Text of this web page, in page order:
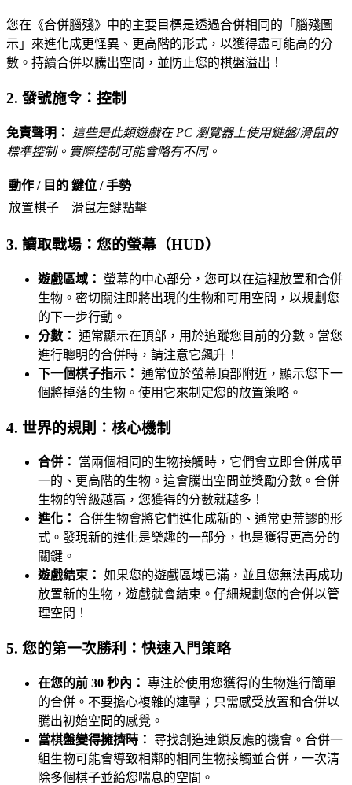
您在《合併腦殘》中的主要目標是透過合併相同的「腦殘圖
示」來進化成更怪異、更高階的形式，以獲得盡可能高的分
數。持續合併以騰出空間，並防止您的棋盤溢出！
2. 發號施令：控制
免責聲明：
這些是此類遊戲在 PC 瀏覽器上使用鍵盤/滑鼠的
標準控制。實際控制可能會略有不同。
動作 / 目的 鍵位 / 手勢
放置棋子
滑鼠左鍵點擊
3. 讀取戰場：您的螢幕（HUD）
遊戲區域：
螢幕的中心部分，您可以在這裡放置和合併
生物。密切關注即將出現的生物和可用空間，以規劃您
的下一步行動。
分數： 通常顯示在頂部，用於追蹤您目前的分數。當您
進行聰明的合併時，請注意它飆升！
下一個棋子指示： 通常位於螢幕頂部附近，顯示您下一
個將掉落的生物。使用它來制定您的放置策略。
4. 世界的規則：核心機制
合併：
當兩個相同的生物接觸時，它們會立即合併成單
一的、更高階的生物。這會騰出空間並獎勵分數。合併
生物的等級越高，您獲得的分數就越多！
進化： 合併生物會將它們進化成新的、通常更荒謬的形
式。發現新的進化是樂趣的一部分，也是獲得更高分的
關鍵。
遊戲結束： 如果您的遊戲區域已滿，並且您無法再成功
放置新的生物，遊戲就會結束。仔細規劃您的合併以管
理空間！
5. 您的第一次勝利：快速入門策略
在您的前 30 秒內： 專注於使用您獲得的生物進行簡單
的合併。不要擔心複雜的連擊；只需感受放置和合併以
騰出初始空間的感覺。
當棋盤變得擁擠時： 尋找創造連鎖反應的機會。合併一
組生物可能會導致相鄰的相同生物接觸並合併，一次清
除多個棋子並給您喘息的空間。